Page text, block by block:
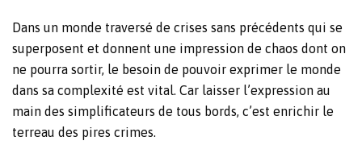
Dans un monde traversé de crises sans précédents qui se
superposent et donnent une impression de chaos dont on
ne pourra sortir, le besoin de pouvoir exprimer le monde
dans sa complexité est vital. Car laisser l’expression au
main des simplificateurs de tous bords, c’est enrichir le
terreau des pires crimes.